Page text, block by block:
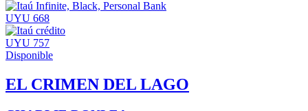
UYU 668
UYU 757
Disponible
EL CRIMEN DEL LAGO